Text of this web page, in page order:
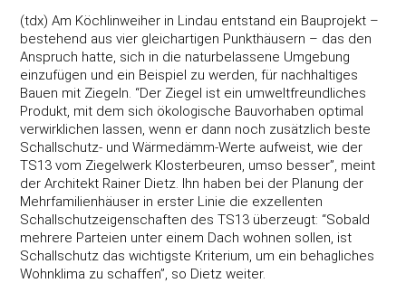
(tdx) Am Köchlinweiher in Lindau entstand ein Bauprojekt –
bestehend aus vier gleichartigen Punkthäusern – das den
Anspruch hatte, sich in die naturbelassene Umgebung
einzufügen und ein Beispiel zu werden, für nachhaltiges
Bauen mit Ziegeln. “Der Ziegel ist ein umweltfreundliches
Produkt, mit dem sich ökologische Bauvorhaben optimal
verwirklichen lassen, wenn er dann noch zusätzlich beste
Schallschutz- und Wärmedämm-Werte aufweist, wie der
TS13 vom Ziegelwerk Klosterbeuren, umso besser”, meint
der Architekt Rainer Dietz. Ihn haben bei der Planung der
Mehrfamilienhäuser in erster Linie die exzellenten
Schallschutzeigenschaften des TS13 überzeugt: “Sobald
mehrere Parteien unter einem Dach wohnen sollen, ist
Schallschutz das wichtigste Kriterium, um ein behagliches
Wohnklima zu schaffen”, so Dietz weiter.